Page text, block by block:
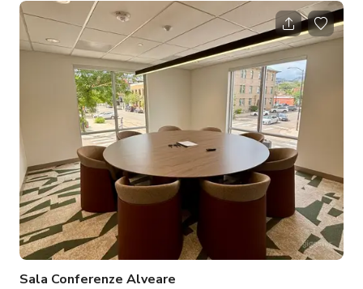
contenuti, cucina, cene, Può ospitare piccoli incontri, eventi e
feste fino a 20 persone Tavolo da pranzo con 6 posti, può
ospitare fino a 9 con sedie aggiuntive 4 sgabelli al bancone
della cucina Il cortile ha 2 patii. Il terrazzo della casa ha un
divano ango
Sala Conferenze Alveare